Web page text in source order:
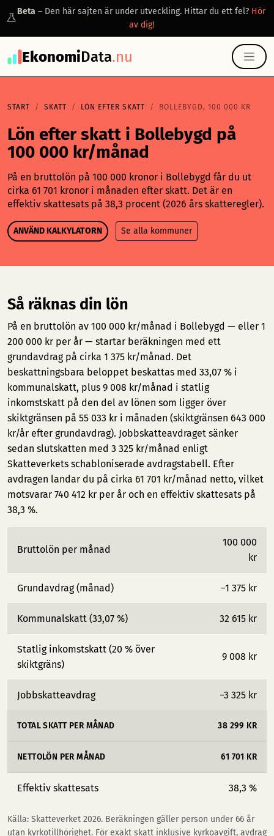
Beta – Den här sajten är under utveckling. Hittar du ett fel? Hör
av dig!
EkonomiData.nu
START SKATT LÖN EFTER SKATT BOLLEBYGD, 100 000 KR
Lön efter skatt i Bollebygd på
100 000 kr/månad
På en bruttolön på 100 000 kronor i Bollebygd får du ut
cirka 61 701 kronor i månaden efter skatt. Det är en
effektiv skattesats på 38,3 procent (2026 års skatteregler).
ANVÄND KALKYLATORN Se alla kommuner
Så räknas din lön
På en bruttolön av 100 000 kr/månad i Bollebygd — eller 1
200 000 kr per år — startar beräkningen med ett
grundavdrag på cirka 1 375 kr/månad. Det
beskattningsbara beloppet beskattas med 33,07 % i
kommunalskatt, plus 9 008 kr/månad i statlig
inkomstskatt på den del av lönen som ligger över
skiktgränsen på 55 033 kr i månaden (skiktgränsen 643 000
kr/år efter grundavdrag). Jobbskatteavdraget sänker
sedan slutskatten med 3 325 kr/månad enligt
Skatteverkets schabloniserade avdragstabell. Efter
avdragen landar du på cirka 61 701 kr/månad netto, vilket
motsvarar 740 412 kr per år och en effektiv skattesats på
38,3 %.
Bruttolön per månad
100 000
kr
Grundavdrag (månad) −1 375 kr
Kommunalskatt (33,07 %) 32 615 kr
Statlig inkomstskatt (20 % över
skiktgräns)
9 008 kr
Jobbskatteavdrag −3 325 kr
TOTAL SKATT PER MÅNAD 38 299 KR
NETTOLÖN PER MÅNAD 61 701 KR
Effektiv skattesats 38,3 %
Källa: Skatteverket 2026. Beräkningen gäller person under 66 år
utan kyrkotillhörighet. För exakt skatt inklusive kyrkoavgift, avdrag